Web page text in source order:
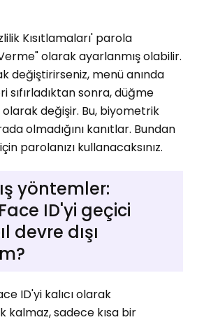
Kısıtlamaları' parola
olarak ayarlanmış olabilir.
değiştirirseniz, menü anında
sıfırladıktan sonra, düğme
olarak değişir. Bu, biyometrik
olmadığını kanıtlar. Bundan
parolanızı kullanacaksınız.
yöntemler:
ID'yi geçici
devre dışı
ID'yi kalıcı olarak
kalmaz, sadece kısa bir